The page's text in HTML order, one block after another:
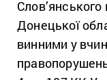
Донецької
винними у